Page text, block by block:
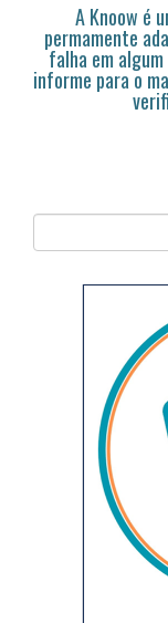
A Knoow é
permamente
falha em
informe para o